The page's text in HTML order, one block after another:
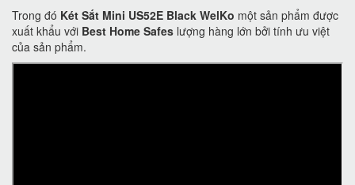
Trong đó Két Sắt Mini US52E Black WelKo một sản phẩm được
xuất khẩu với Best Home Safes lượng hàng lớn bởi tính ưu việt
của sản phẩm.